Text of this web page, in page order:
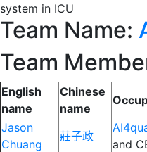
system in ICU
Team Name:
Team
English
name
Chinese
name
Jason
Chuang
莊子政
and